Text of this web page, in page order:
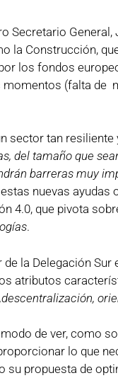
Secretario
la Construcción,
los fondos
(falta de
sector tan
del tamaño que
barreras muy
nuevas
4.0, que pivota
.
de la Delegación
atributos
de ver, como
lo que
su propuesta de